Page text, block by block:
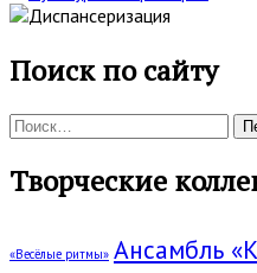
Поиск по сайту
Поиск:
Творческие
«Весёлые ритмы» Ансамбль